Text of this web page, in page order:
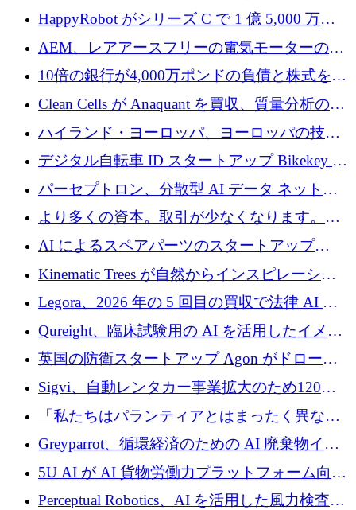
に 600 万ユーロを調達
HappyRobot がシリーズ C で 1 億 5,000 万ド
ルを獲得し、企業運営向けにエージェント AI
を拡張
AEM、レアアースフリーの電気モーターの革
新を加速するために1,600万ポンドを確保
10倍の銀行が4,000万ポンドの負債と株式を調
達
Clean Cells が Anaquant を買収、質量分析の専
門知識によるバイオ医薬品の品質管理を拡大
ハイランド・ヨーロッパ、ヨーロッパの技術
規模拡大を支援するために11億ユーロのファ
ンドVIを閉鎖
デジタル自転車 ID スタートアップ Bikekey が
TÖNNJES への投資を確保
パーセプトロン、分散型 AI データ ネットワ
ークの構築に 650 万ドルを調達
より多くの資本。取引が少なくなります。
2026 年上半期がヨーロッパのテクノロジーに
ついて語ること
AI によるスペアパーツのスタートアップ
Intropy が 1,100 万ドルを調達
Kinematic Trees が自然からインスピレーショ
ンを得たロボット ソフトウェアを拡張するた
めに 58 万 5,000 ポンドを調達
Legora、2026 年の 5 回目の買収で法律 AI ス
タートアップ Wexler を買収
Qureight、臨床試験用の AI を活用したイメー
ジング プラットフォームを拡張するためにシ
リーズ B で 2,000 万ドルを確保
英国の防衛スタートアップ Agon がドローン
攻撃に対抗する仮想戦場を構築、3,000 万ドル
を調達
Sigvi、自動レンタカー事業拡大のため120万
ユーロを調達
「私たちはパランティアとはまったく異なる
会社です」とフランス人の「控えめな」後任
者は言う
Greyparrot、循環経済のための AI 廃棄物イン
テリジェンスを拡張するためにシリーズ B で
2,700 万ドルを確保
5U AI が AI 貨物労働力プラットフォーム向け
に 320 万ドルのプレシードを獲得
Perceptual Robotics、AI を活用した風力検査の